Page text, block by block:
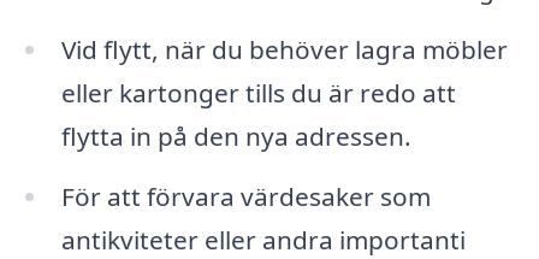
Vid flytt, när du behöver lagra möbler
eller kartonger tills du är redo att
flytta in på den nya adressen.
För att förvara värdesaker som
antikviteter eller andra importanti